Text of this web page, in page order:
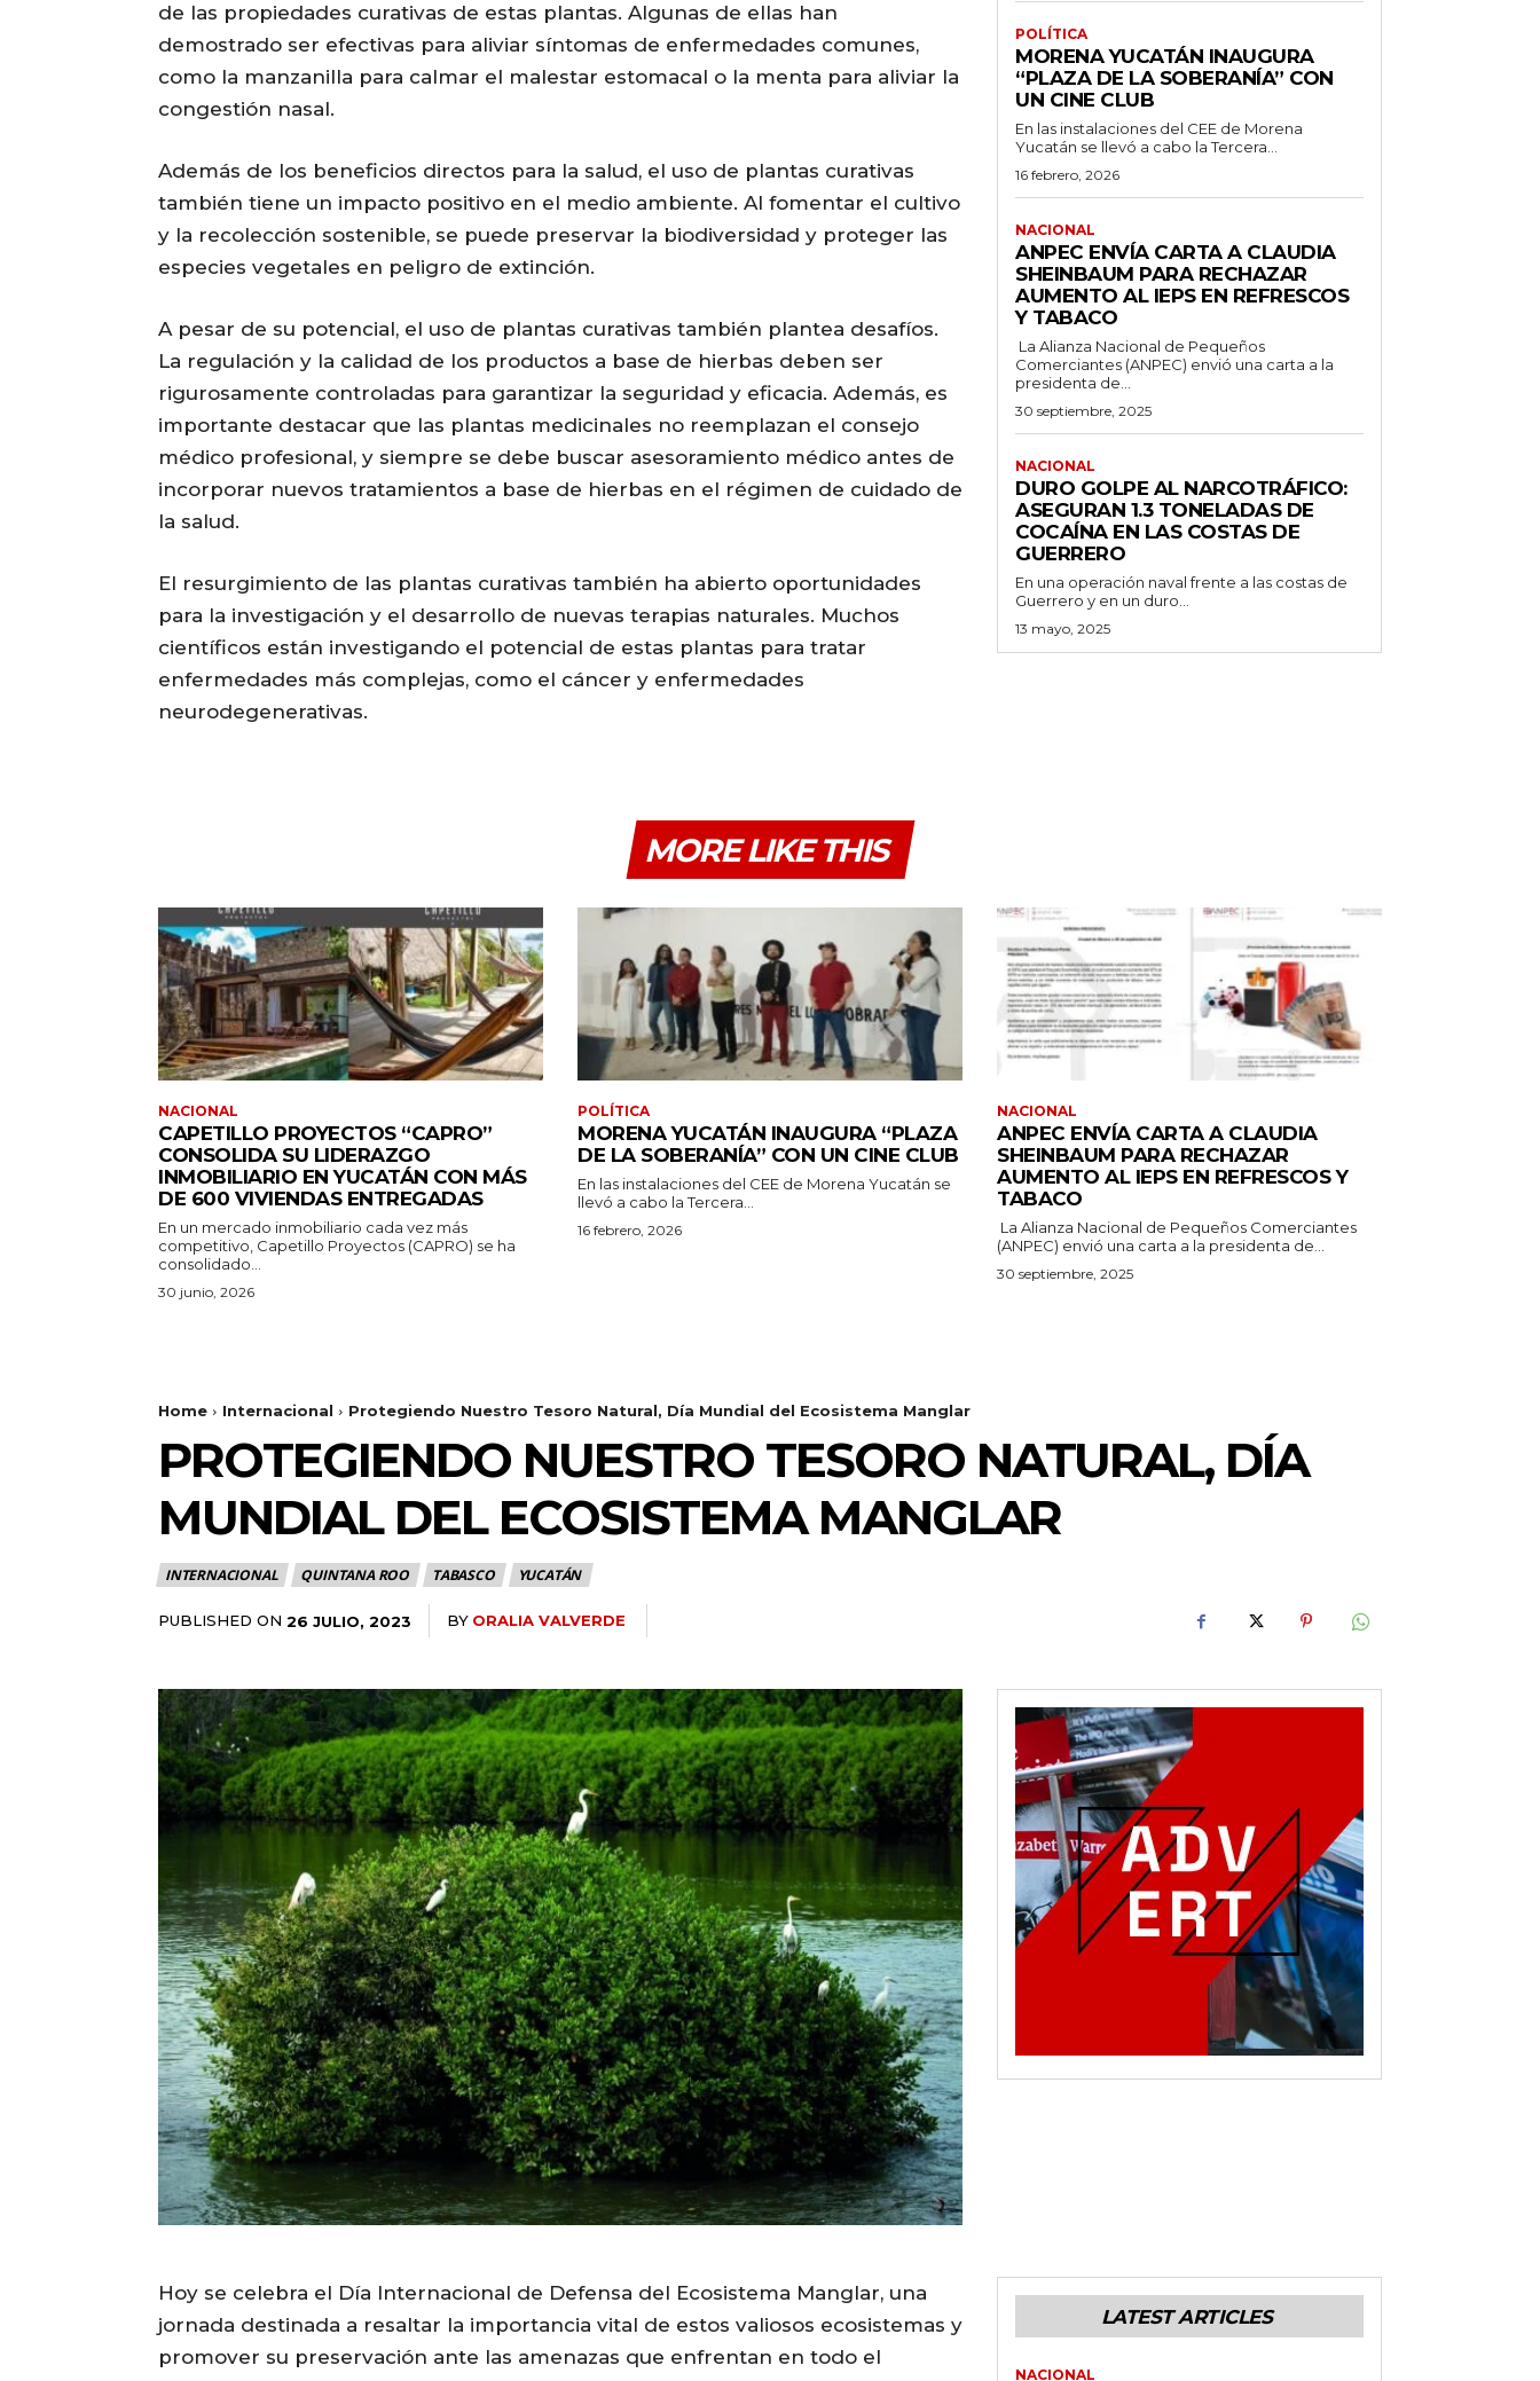
de las propiedades curativas de estas plantas. Algunas de ellas han
demostrado ser efectivas para aliviar síntomas de enfermedades comunes,
como la manzanilla para calmar el malestar estomacal o la menta para aliviar la
congestión nasal.
Además de los beneficios directos para la salud, el uso de plantas curativas
también tiene un impacto positivo en el medio ambiente. Al fomentar el cultivo
y la recolección sostenible, se puede preservar la biodiversidad y proteger las
especies vegetales en peligro de extinción.
A pesar de su potencial, el uso de plantas curativas también plantea desafíos.
La regulación y la calidad de los productos a base de hierbas deben ser
rigurosamente controladas para garantizar la seguridad y eficacia. Además, es
importante destacar que las plantas medicinales no reemplazan el consejo
médico profesional, y siempre se debe buscar asesoramiento médico antes de
incorporar nuevos tratamientos a base de hierbas en el régimen de cuidado de
la salud.
El resurgimiento de las plantas curativas también ha abierto oportunidades
para la investigación y el desarrollo de nuevas terapias naturales. Muchos
científicos están investigando el potencial de estas plantas para tratar
enfermedades más complejas, como el cáncer y enfermedades
neurodegenerativas.
POLÍTICA
MORENA YUCATÁN INAUGURA
“PLAZA DE LA SOBERANÍA” CON
UN CINE CLUB
En las instalaciones del CEE de Morena
Yucatán se llevó a cabo la Tercera...
16 febrero, 2026
NACIONAL
ANPEC ENVÍA CARTA A CLAUDIA
SHEINBAUM PARA RECHAZAR
AUMENTO AL IEPS EN REFRESCOS
Y TABACO
La Alianza Nacional de Pequeños
Comerciantes (ANPEC) envió una carta a la
presidenta de...
30 septiembre, 2025
NACIONAL
DURO GOLPE AL NARCOTRÁFICO:
ASEGURAN 1.3 TONELADAS DE
COCAÍNA EN LAS COSTAS DE
GUERRERO
En una operación naval frente a las costas de
Guerrero y en un duro...
13 mayo, 2025
MORE LIKE THIS
NACIONAL
CAPETILLO PROYECTOS “CAPRO”
CONSOLIDA SU LIDERAZGO
INMOBILIARIO EN YUCATÁN CON MÁS
DE 600 VIVIENDAS ENTREGADAS
En un mercado inmobiliario cada vez más
competitivo, Capetillo Proyectos (CAPRO) se ha
consolidado...
30 junio, 2026
POLÍTICA
MORENA YUCATÁN INAUGURA “PLAZA
DE LA SOBERANÍA” CON UN CINE CLUB
En las instalaciones del CEE de Morena Yucatán se
llevó a cabo la Tercera...
16 febrero, 2026
NACIONAL
ANPEC ENVÍA CARTA A CLAUDIA
SHEINBAUM PARA RECHAZAR
AUMENTO AL IEPS EN REFRESCOS Y
TABACO
La Alianza Nacional de Pequeños Comerciantes
(ANPEC) envió una carta a la presidenta de...
30 septiembre, 2025